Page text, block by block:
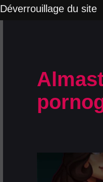
Déverrouillage du site